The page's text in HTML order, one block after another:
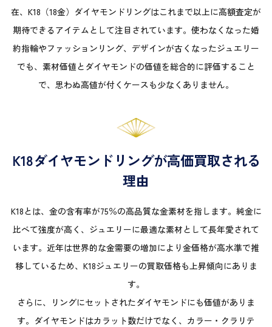
在、K18（18金）ダイヤモンドリングはこれまで以上に高額査定が
期待できるアイテムとして注目されています。使わなくなった婚
約指輪やファッションリング、デザインが古くなったジュエリー
でも、素材価値とダイヤモンドの価値を総合的に評価すること
で、思わぬ高値が付くケースも少なくありません。
K18ダイヤモンドリングが高価買取される
理由
K18とは、金の含有率が75％の高品質な金素材を指します。純金に
比べて強度が高く、ジュエリーに最適な素材として長年愛されて
います。近年は世界的な金需要の増加により金価格が高水準で推
移しているため、K18ジュエリーの買取価格も上昇傾向にありま
す。
さらに、リングにセットされたダイヤモンドにも価値がありま
す。ダイヤモンドはカラット数だけでなく、カラー・クラリテ